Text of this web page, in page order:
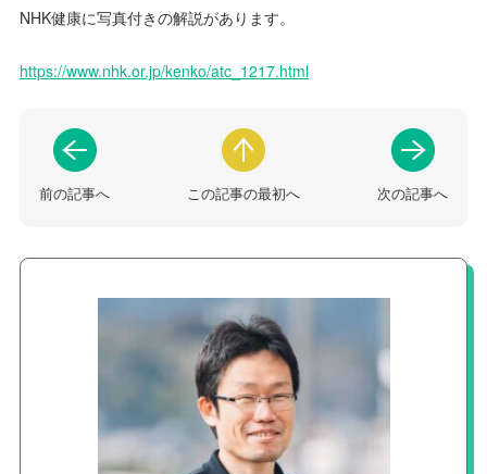
NHK健康に写真付きの解説があります。
https://www.nhk.or.jp/kenko/atc_1217.html
前の記事へ この記事の最初へ 次の記事へ